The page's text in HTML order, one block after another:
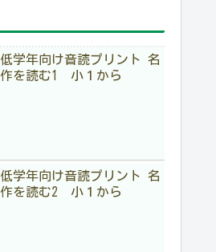
低学年向け音読プリント 名
作を読む1 小１から
低学年向け音読プリント 名
作を読む2 小１から